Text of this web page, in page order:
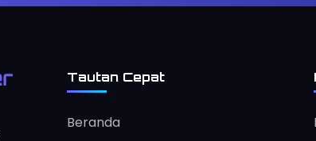
Tautan Cepat
Beranda